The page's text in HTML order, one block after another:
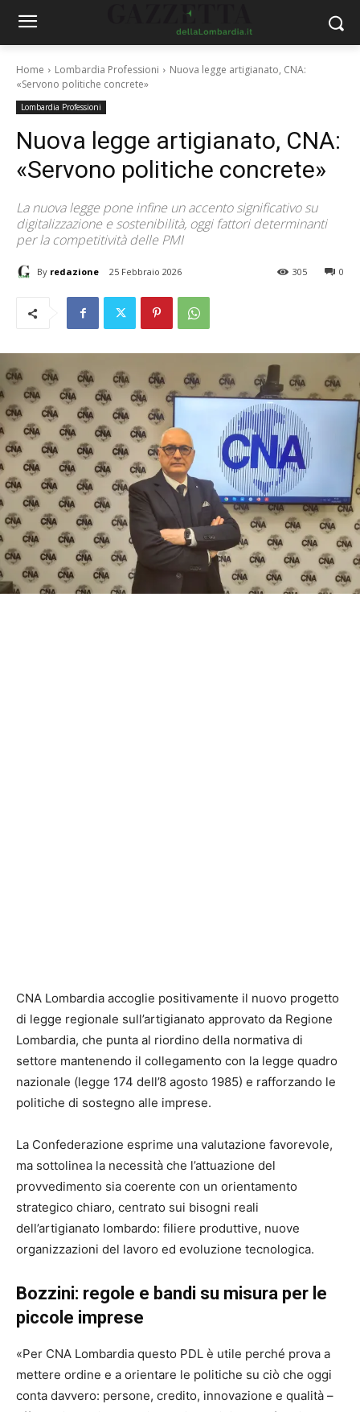
Home Lombardia Professioni
Nuova legge artigianato, CNA:
«Servono politiche concrete»
Lombardia Professioni
Nuova legge artigianato, CNA:
«Servono politiche concrete»
La nuova legge pone infine un accento significativo su
digitalizzazione e sostenibilità, oggi fattori determinanti
per la competitività delle PMI
By redazione 25 Febbraio 2026 0
305
CNA Lombardia accoglie positivamente il nuovo progetto
di legge regionale sull’artigianato approvato da Regione
Lombardia, che punta al riordino della normativa di
settore mantenendo il collegamento con la legge quadro
nazionale (legge 174 dell’8 agosto 1985) e rafforzando le
politiche di sostegno alle imprese.
La Confederazione esprime una valutazione favorevole,
ma sottolinea la necessità che l’attuazione del
provvedimento sia coerente con un orientamento
strategico chiaro, centrato sui bisogni reali
dell’artigianato lombardo: filiere produttive, nuove
organizzazioni del lavoro ed evoluzione tecnologica.
Bozzini: regole e bandi su misura per le
piccole imprese
«Per CNA Lombardia questo PDL è utile perché prova a
mettere ordine e a orientare le politiche su ciò che oggi
conta davvero: persone, credito, innovazione e qualità –